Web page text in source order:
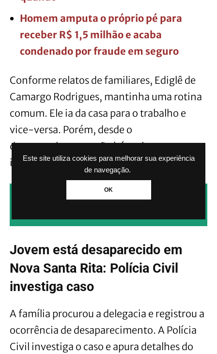
Este site utiliza cookies para melhorar sua experiência
de navegação.
OK
Homem amputa o próprio pé para
receber R$ 1,5 milhão e acaba
condenado por fraude em seguro
Conforme relatos de familiares, Ediglê de
Camargo Rodrigues, mantinha uma rotina
comum. Ele ia da casa para o trabalho e
vice-versa. Porém, desde o
desaparecimento, não há mais
informações sobre o paradeiro dele.
Jovem está desaparecido em
Nova Santa Rita: Polícia Civil
investiga caso
A família procurou a delegacia e registrou a
ocorrência de desaparecimento. A Polícia
Civil investiga o caso e apura detalhes do